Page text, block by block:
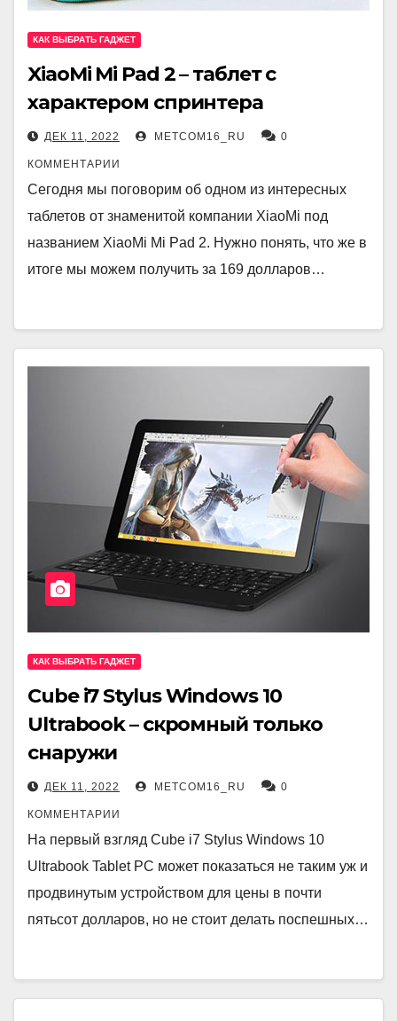
КАК ВЫБРАТЬ ГАДЖЕТ
XiaoMi Mi Pad 2 – таблет с
характером спринтера
ДЕК 11, 2022 METCOM16_RU 0
КОММЕНТАРИИ
Сегодня мы поговорим об одном из интересных
таблетов от знаменитой компании XiaoMi под
названием XiaoMi Mi Pad 2. Нужно понять, что же в
итоге мы можем получить за 169 долларов…
КАК ВЫБРАТЬ ГАДЖЕТ
Cube i7 Stylus Windows 10
Ultrabook – скромный только
снаружи
ДЕК 11, 2022 METCOM16_RU 0
КОММЕНТАРИИ
На первый взгляд Cube i7 Stylus Windows 10
Ultrabook Tablet PC может показаться не таким уж и
продвинутым устройством для цены в почти
пятьсот долларов, но не стоит делать поспешных…